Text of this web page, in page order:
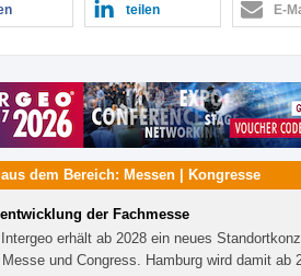
teilen E-
dem Bereich: Messen | Kongresse
der Fachmesse
erhält ab 2028 ein neues
und Congress. Hamburg wird damit ab